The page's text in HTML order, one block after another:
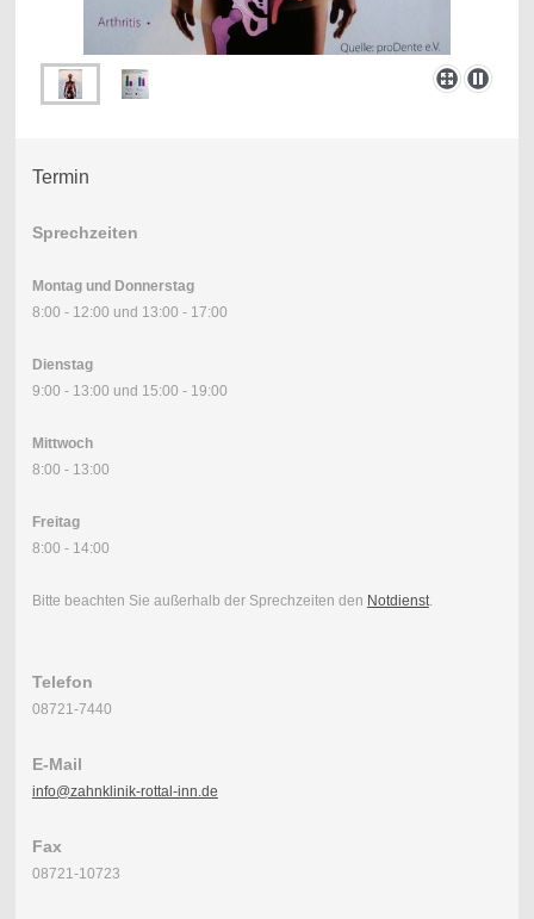
Termin
Sprechzeiten
Montag und Donnerstag
8:00 - 12:00 und 13:00 - 17:00
Dienstag
9:00 - 13:00 und 15:00 - 19:00
Mittwoch
8:00 - 13:00
Freitag
8:00 - 14:00
Bitte beachten Sie außerhalb der Sprechzeiten den Notdienst.
Telefon
08721-7440
E-Mail
info@zahnklinik-rottal-inn.de
Fax
08721-10723